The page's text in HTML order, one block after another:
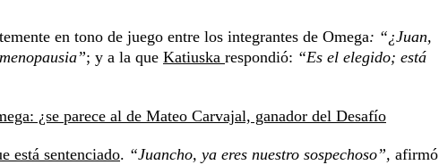
en tono de juego entre los integrantes de Omega: “¿Juan,
; y a la que Katiuska respondió: “Es el elegido; está
¿se parece al de Mateo Carvajal, ganador del Desafío
está sentenciado. “Juancho, ya eres nuestro sospechoso”, afirmó